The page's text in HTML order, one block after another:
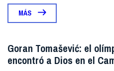
MÁS
Goran Tomašević: el
encontró a Dios en el